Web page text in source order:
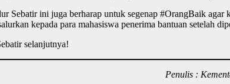
Sebatir ini juga berharap untuk segenap #OrangBaik
kepada para mahasiswa penerima bantuan setelah
selanjutnya!
Penulis :